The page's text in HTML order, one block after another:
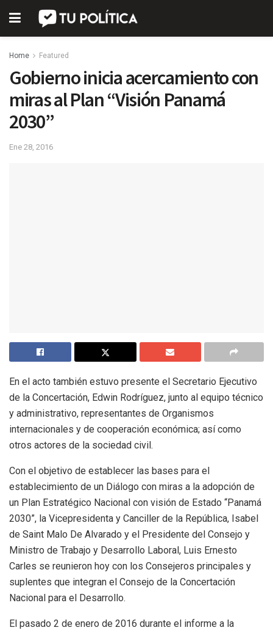
Home Featured
Gobierno inicia acercamiento con
miras al Plan “Visión Panamá
2030”
Ene 28, 2016
En el acto también estuvo presente el Secretario Ejecutivo
de la Concertación, Edwin Rodríguez, junto al equipo técnico
y administrativo, representantes de Organismos
internacionales y de cooperación económica; así como
otros actores de la sociedad civil.
Con el objetivo de establecer las bases para el
establecimiento de un Diálogo con miras a la adopción de
un Plan Estratégico Nacional con visión de Estado “Panamá
2030”, la Vicepresidenta y Canciller de la República, Isabel
de Saint Malo De Alvarado y el Presidente del Consejo y
Ministro de Trabajo y Desarrollo Laboral, Luis Ernesto
Carles se reunieron hoy con los Consejeros principales y
suplentes que integran el Consejo de la Concertación
Nacional para el Desarrollo.
El pasado 2 de enero de 2016 durante el informe a la